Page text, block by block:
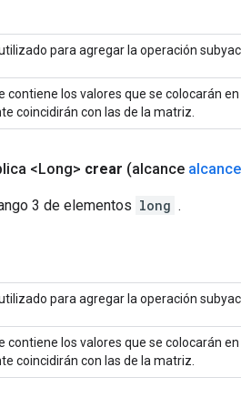
para agregar la operación
contiene los valores que se colocarán
coincidirán con las de la matriz.
<Long> crear (alcance alcance
3 de elementos long .
para agregar la operación
contiene los valores que se colocarán
coincidirán con las de la matriz.